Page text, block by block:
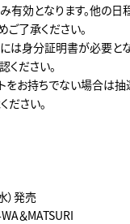
効となります。他の日
了承ください。
は身分証明書が必要と
ださい。
をお持ちでない場合は抽
ださい。
発売
＆MATSURI